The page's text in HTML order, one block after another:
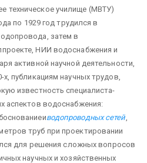
техническое училище (МВТУ)
по 1929 год трудился в
затем в
НИИ водоснабжения и
активной научной деятельности,
публикациям научных трудов,
известность специалиста-
аспектов водоснабжения:
водопроводных сетей,
труб при проектировании
для решения сложных вопросов
научных и хозяйственных